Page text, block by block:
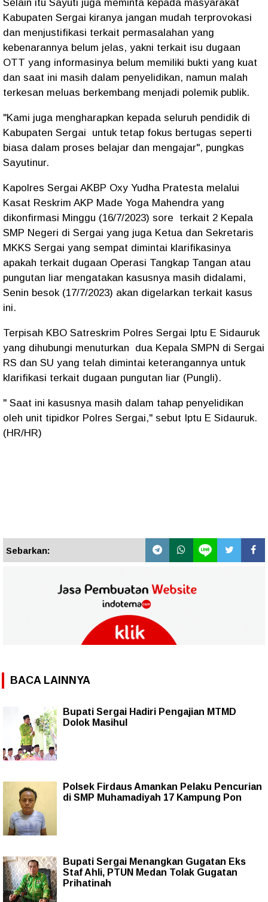
Selain itu Sayuti juga meminta kepada masyarakat
Kabupaten Sergai kiranya jangan mudah terprovokasi
dan menjustifikasi terkait permasalahan yang
kebenarannya belum jelas, yakni terkait isu dugaan
OTT yang informasinya belum memiliki bukti yang kuat
dan saat ini masih dalam penyelidikan, namun malah
terkesan meluas berkembang menjadi polemik publik.
"Kami juga mengharapkan kepada seluruh pendidik di
Kabupaten Sergai untuk tetap fokus bertugas seperti
biasa dalam proses belajar dan mengajar", pungkas
Sayutinur.
Kapolres Sergai AKBP Oxy Yudha Pratesta melalui
Kasat Reskrim AKP Made Yoga Mahendra yang
dikonfirmasi Minggu (16/7/2023) sore terkait 2 Kepala
SMP Negeri di Sergai yang juga Ketua dan Sekretaris
MKKS Sergai yang sempat dimintai klarifikasinya
apakah terkait dugaan Operasi Tangkap Tangan atau
pungutan liar mengatakan kasusnya masih didalami,
Senin besok (17/7/2023) akan digelarkan terkait kasus
ini.
Terpisah KBO Satreskrim Polres Sergai Iptu E Sidauruk
yang dihubungi menuturkan dua Kepala SMPN di Sergai
RS dan SU yang telah dimintai keterangannya untuk
klarifikasi terkait dugaan pungutan liar (Pungli).
" Saat ini kasusnya masih dalam tahap penyelidikan
oleh unit tipidkor Polres Sergai," sebut Iptu E Sidauruk.
(HR/HR)
Sebarkan:
BACA LAINNYA
Bupati Sergai Hadiri Pengajian MTMD
Dolok Masihul
Polsek Firdaus Amankan Pelaku Pencurian
di SMP Muhamadiyah 17 Kampung Pon
Bupati Sergai Menangkan Gugatan Eks
Staf Ahli, PTUN Medan Tolak Gugatan
Prihatinah